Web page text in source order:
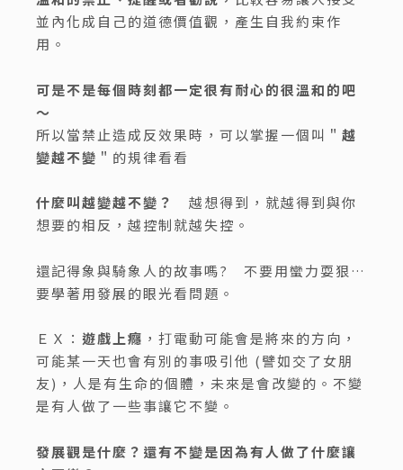
並內化成自己的道德價值觀，產生自我約束作
用。
可是不是每個時刻都一定很有耐心的很溫和的吧
～
所以當禁止造成反效果時，可以掌握一個叫＂ 越
變越不變 ＂的規律看看
什麼叫越變越不變？
越想得到，就越得到與你
想要的相反，越控制就越失控。
還記得象與騎象人的故事嗎? 不要用蠻力耍狠…
要學著用發展的眼光看問題。
ＥＸ： 遊戲上癮 ，打電動可能會是將來的方向，
可能某一天也會有別的事吸引他 (譬如交了女朋
友)，人是有生命的個體，未來是會改變的。不變
是有人做了一些事讓它不變。
發展觀是什麼？還有不變是因為有人做了什麼讓